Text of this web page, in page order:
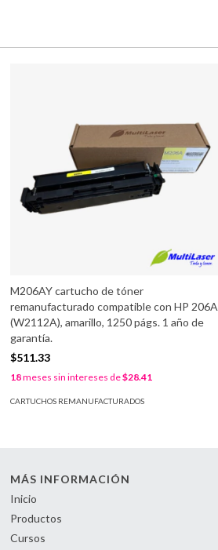
M206AY cartucho de tóner
remanufacturado compatible con HP 206A
(W2112A), amarillo, 1250 págs. 1 año de
garantía.
$511.33
18meses sin intereses de$28.41
CARTUCHOS REMANUFACTURADOS
MÁS INFORMACIÓN
Inicio
Productos
Cursos